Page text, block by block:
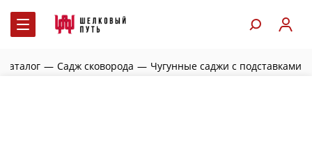
Каталог — Садж сковорода — Чугунные саджи с подставками